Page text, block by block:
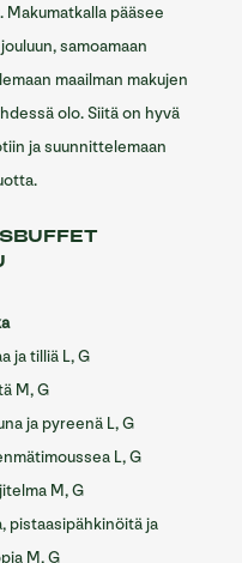
pääsee
samoamaan
maailman makujen
olo. Siitä on hyvä
ja suunnittelemaan
ja tilliä L, G
M, G
ja pyreenä L, G
L, G
M, G
pistaasipähkinöitä ja
M, G